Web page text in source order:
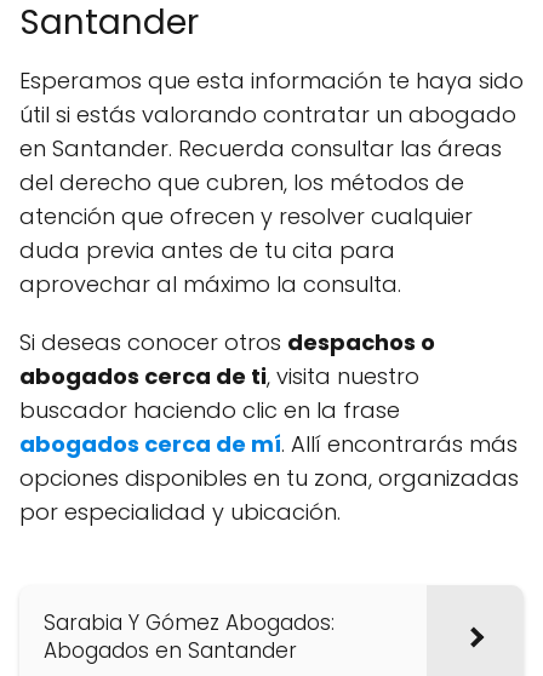
Santander
Esperamos que esta información te haya sido
útil si estás valorando contratar un abogado
en Santander. Recuerda consultar las áreas
del derecho que cubren, los métodos de
atención que ofrecen y resolver cualquier
duda previa antes de tu cita para
aprovechar al máximo la consulta.
Si deseas conocer otros despachos o
abogados cerca de ti, visita nuestro
buscador haciendo clic en la frase
abogados cerca de mí. Allí encontrarás más
opciones disponibles en tu zona, organizadas
por especialidad y ubicación.
Sarabia Y Gómez Abogados:
Abogados en Santander